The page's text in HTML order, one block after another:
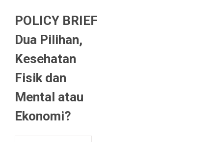
POLICY BRIEF
Dua Pilihan,
Kesehatan
Fisik dan
Mental atau
Ekonomi?